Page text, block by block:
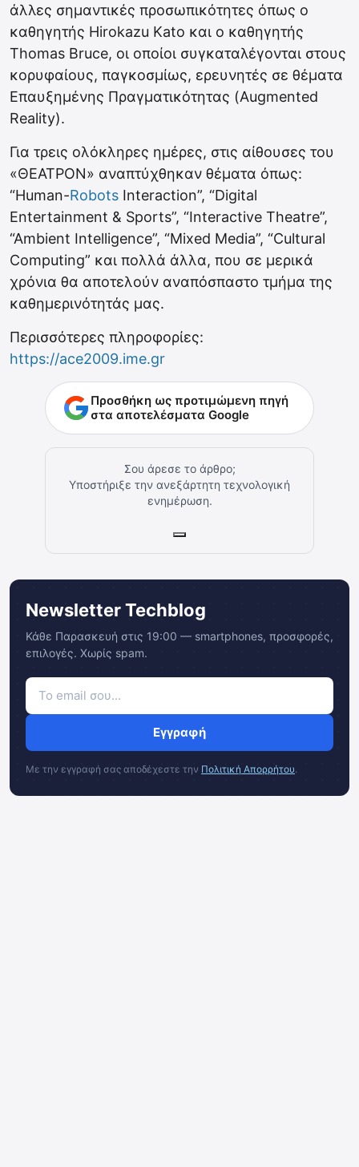
άλλες σημαντικές προσωπικότητες όπως ο
καθηγητής Hirokazu Kato και ο καθηγητής
Thomas Bruce, οι οποίοι συγκαταλέγονται στους
κορυφαίους, παγκοσμίως, ερευνητές σε θέματα
Επαυξημένης Πραγματικότητας (Augmented
Reality).
Για τρεις ολόκληρες ημέρες, στις αίθουσες του
«ΘΕΑΤΡΟΝ» αναπτύχθηκαν θέματα όπως:
“Human-Robots Interaction”, “Digital
Entertainment & Sports”, “Interactive Theatre”,
“Ambient Intelligence”, “Mixed Media”, “Cultural
Computing” και πολλά άλλα, που σε μερικά
χρόνια θα αποτελούν αναπόσπαστο τμήμα της
καθημερινότητάς μας.
Περισσότερες πληροφορίες:
https://ace2009.ime.gr
Προσθήκη ως προτιμώμενη πηγή
στα αποτελέσματα Google
Σου άρεσε το άρθρο;
Υποστήριξε την ανεξάρτητη τεχνολογική
ενημέρωση.
Newsletter Techblog
Κάθε Παρασκευή στις 19:00 — smartphones, προσφορές,
επιλογές. Χωρίς spam.
Εγγραφή
Με την εγγραφή σας αποδέχεστε την Πολιτική Απορρήτου.